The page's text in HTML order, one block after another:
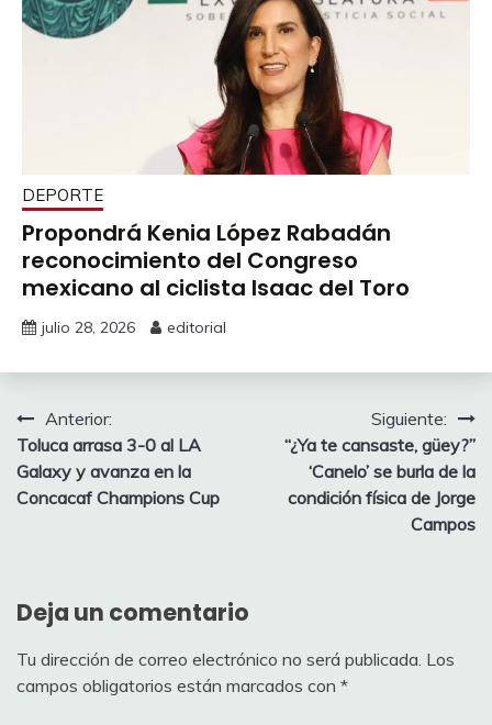
DEPORTE
Propondrá Kenia López Rabadán
reconocimiento del Congreso
mexicano al ciclista Isaac del Toro
julio 28, 2026 editorial
Navegación
de
entradas
Anterior:
Toluca arrasa 3-0 al LA
Galaxy y avanza en la
Concacaf Champions Cup
Siguiente:
“¿Ya te cansaste, güey?”
‘Canelo’ se burla de la
condición física de Jorge
Campos
Deja un comentario
Tu dirección de correo electrónico no será publicada. Los
campos obligatorios están marcados con *